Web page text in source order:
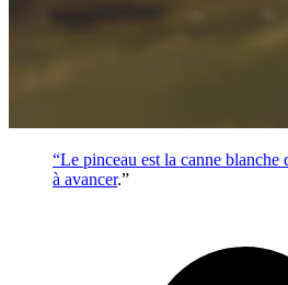
“Le pinceau est la canne blanche
à avancer.”